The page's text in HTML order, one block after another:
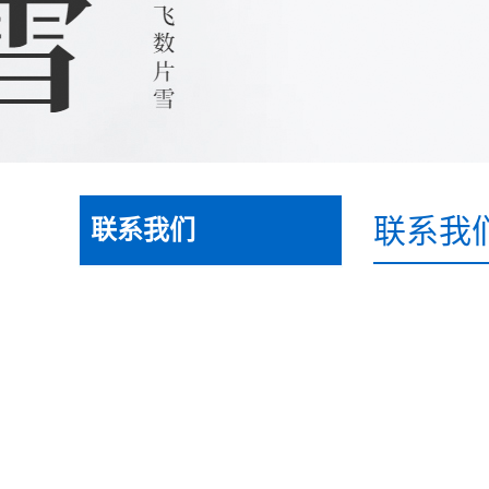
联系我们 联系我